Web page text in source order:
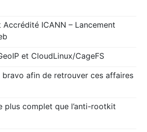
Accrédité ICANN – Lancement
et CloudLinux/CageFS
bravo afin de retrouver ces affaires
plus complet que l’anti-rootkit